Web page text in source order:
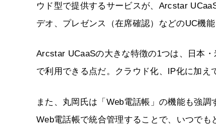
ウド型で提供するサービスが、Arcstar
デオ、プレゼンス（在席確認）などのUC機能
Arcstar UCaaSの大きな特徴の1つは、日本
で利用できる点だ。クラウド化、IP化に加え
また、丸岡氏は「Web電話帳」の機能も強
Web電話帳で統合管理することで、いつでも